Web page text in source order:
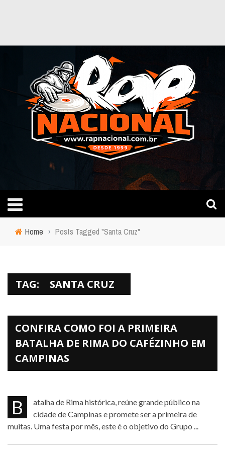
Home › Posts Tagged "Santa Cruz"
TAG: SANTA CRUZ
CONFIRA COMO FOI A PRIMEIRA
BATALHA DE RIMA DO CAFÉZINHO EM
CAMPINAS
Batalha de Rima histórica, reúne grande público na
cidade de Campinas e promete ser a primeira de
muitas. Uma festa por mês, este é o objetivo do Grupo ...